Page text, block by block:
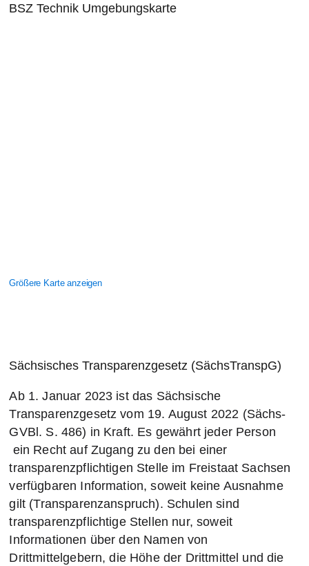
BSZ Technik Umgebungskarte
Größere Karte anzeigen
Sächsisches Transparenzgesetz (SächsTranspG)
Ab 1. Januar 2023 ist das Sächsische
Transparenzgesetz vom 19. August 2022 (Sächs-
GVBl. S. 486) in Kraft. Es gewährt jeder Person
ein Recht auf Zugang zu den bei einer
transparenzpflichtigen Stelle im Freistaat Sachsen
verfügbaren Information, soweit keine Ausnahme
gilt (Transparenzanspruch). Schulen sind
transparenzpflichtige Stellen nur, soweit
Informationen über den Namen von
Drittmittelgebern, die Höhe der Drittmittel und die